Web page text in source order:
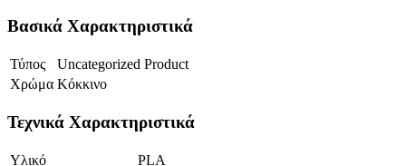
Βασικά Χαρακτηριστικά
Τύπος
Uncategorized Product
Χρώμα Κόκκινο
Τεχνικά Χαρακτηριστικά
Υλικό PLA